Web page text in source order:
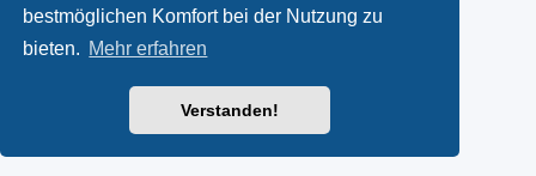
bestmöglichen Komfort bei der Nutzung zu
bieten. Mehr erfahren
Verstanden!